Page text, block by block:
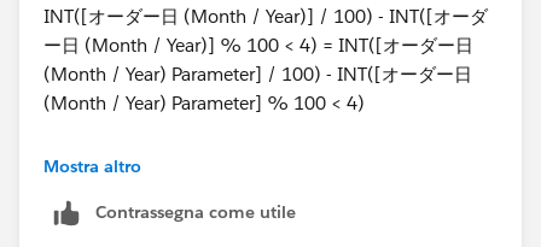
INT([オーダー日 (Month / Year)] / 100) - INT([オーダ
ー日 (Month / Year)] % 100 < 4) = INT([オーダー日
(Month / Year) Parameter] / 100) - INT([オーダー日
(Month / Year) Parameter] % 100 < 4)
という内容になっています。下段の年度制御の部分はサ
め長くなっています。
Mostra altro
Contrassegna come utile